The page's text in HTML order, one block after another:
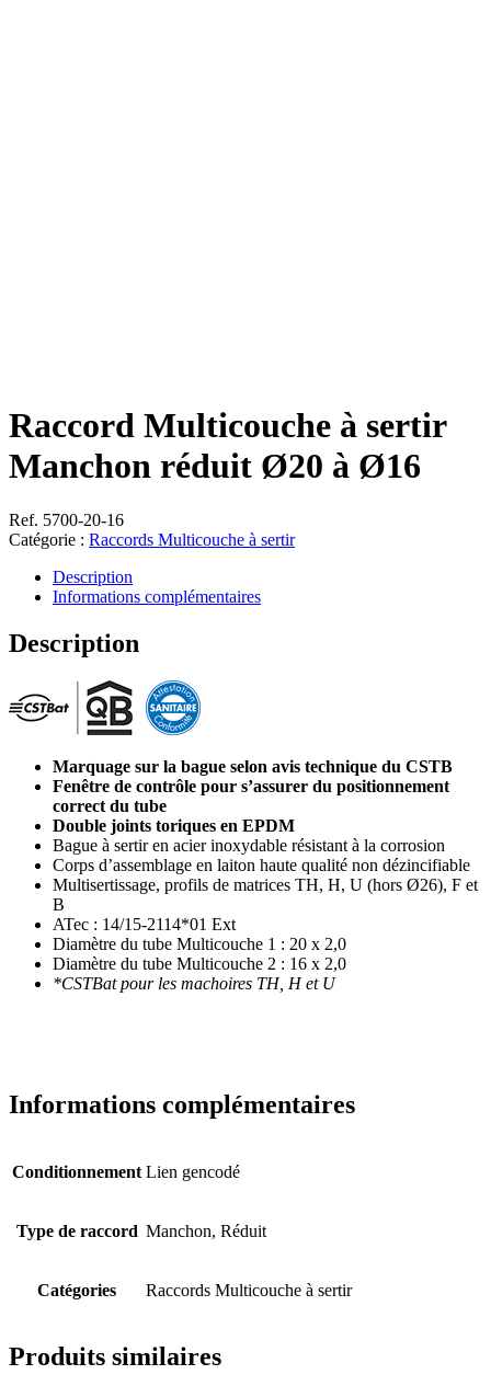
Raccord Multicouche à sertir
Manchon réduit Ø20 à Ø16
Ref. 5700-20-16
Catégorie : Raccords Multicouche à sertir
Description
Informations complémentaires
Description
Marquage sur la bague selon avis technique du CSTB
Fenêtre de contrôle pour s’assurer du positionnement
correct du tube
Double joints toriques en EPDM
Bague à sertir en acier inoxydable résistant à la corrosion
Corps d’assemblage en laiton haute qualité non dézincifiable
Multisertissage, profils de matrices TH, H, U (hors Ø26), F et
B
ATec : 14/15-2114*01 Ext
Diamètre du tube Multicouche 1 : 20 x 2,0
Diamètre du tube Multicouche 2 : 16 x 2,0
*CSTBat pour les machoires TH, H et U
Informations complémentaires
Conditionnement Lien gencodé
Type de raccord Manchon, Réduit
Catégories Raccords Multicouche à sertir
Produits similaires